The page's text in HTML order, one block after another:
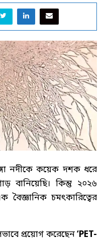
নদীকে কয়েক দশক ধরে
বানিয়েছি। কিন্তু ২০২৬
বৈজ্ঞানিক চমৎকারিত্বের
প্রয়োগ করেছেন‘PET-